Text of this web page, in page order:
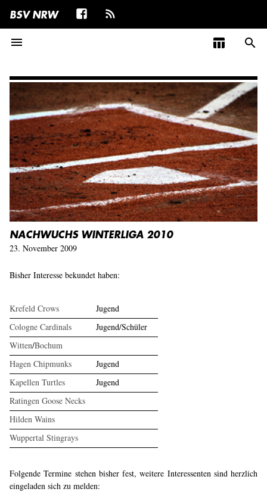
BSV NRW
menu
table_chart search
NACHWUCHS WINTERLIGA 2010
23. November 2009
Bisher Interesse bekundet haben:
Krefeld Crows
Jugend
Cologne Cardinals
Jugend/Schüler
Witten/Bochum
Hagen Chipmunks
Jugend
Kapellen Turtles
Jugend
Ratingen Goose Necks
Hilden Wains
Wuppertal Stingrays
Folgende Termine stehen bisher fest, weitere Interessenten sind herzlich
eingeladen sich zu melden: